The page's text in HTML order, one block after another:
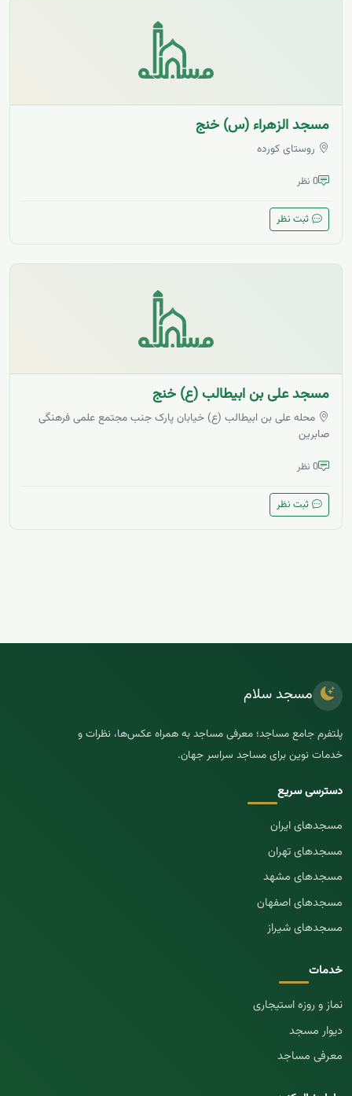
مسجد الزهراء (س) خنج
روستای کورده
0 نظر
ثبت نظر
مسجد علی بن ابیطالب (ع) خنج
محله علی بن ابیطالب (ع) خیابان پارک جنب مجتمع علمی فرهنگی
صابرین
0 نظر
ثبت نظر
مسجد سلام
پلتفرم جامع مساجد؛ معرفی مساجد به همراه عکس‌ها، نظرات و
خدمات نوین برای مساجد سراسر جهان.
دسترسی سریع
مسجد‌های ایران
مسجد‌های تهران
مسجد‌های مشهد
مسجد‌های اصفهان
مسجد‌های شیراز
خدمات
نماز و روزه استیجاری
دیوار مسجد
معرفی مساجد